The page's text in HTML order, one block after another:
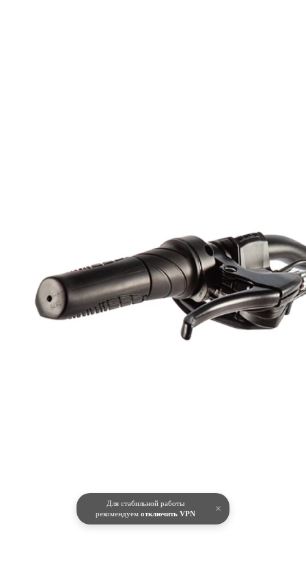
Для стабильной работы
рекомендуем отключить VPN ×